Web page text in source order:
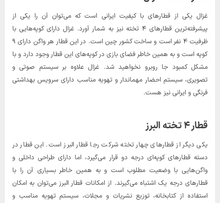
غزال یکی از قطارهای با کیفیت ایرانی است که می‌توان آن را یکی از
پیشرفته‌ترین قطارهای ۴ تخته نیز به شمار آورد. غزال دارای کوپه‌هایی با
ظرفیت ۴ نفر است و ساخت کشور چین است. در این قطار هر واگن دارای ۹
کوپه است و به همین خاطر فضای بازی در کوپه‌های این قطار وجود دارد و با
مشکل کمبود جا روبرو نخواهید شد. غزال علاوه بر سیستم صوتی و
تصویری، سیستم احضار مهماندار و تهویه مناسب دارای سرویس بهداشتی
فرنگی و ایرانی نیز هست.
قطار ۴ تخته البرز
یکی دیگر از قطارهای چهار تخته شرکت رجا قطار البرز است. این قطار در
دسته قطارهای کوپه‌ای درجه دو قرار می‌گیرد، اما دارای طراحی داخلی و
واگن‌هایی با وضعیت مطلوب است و به همین خاطر بسیاری آن را با
قطارهای درجه یک اشتباه می‌گیرند. از امکانات قطار البرز می‌توان به امکان
استفاده از کتابخانه، توزیع نشریات و مجلات، سیستم تهویه مناسب و